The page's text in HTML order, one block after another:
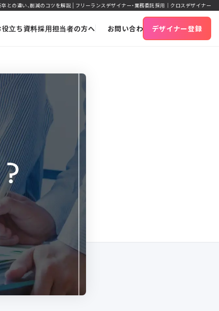
との違い、削減のコツを解説 | フリーランスデザイナー・業務委託採用｜クロスデザイナー
役立ち資料採用担当者の方へ お問い合わせ デザイナー登録